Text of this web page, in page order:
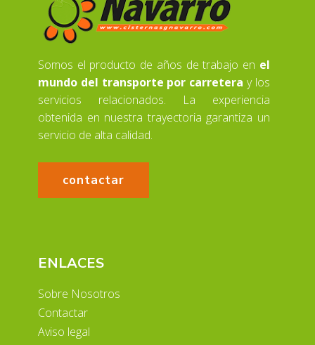
Somos el producto de años de trabajo en el
mundo del transporte por carretera y los
servicios relacionados. La experiencia
obtenida en nuestra trayectoria garantiza un
servicio de alta calidad.
contactar
ENLACES
Sobre Nosotros
Contactar
Aviso legal